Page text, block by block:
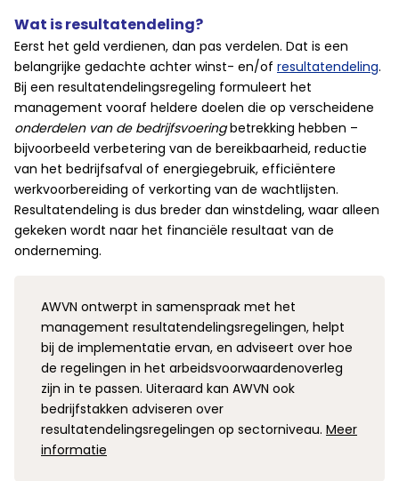
Wat is resultatendeling?
Eerst het geld verdienen, dan pas verdelen. Dat is een
belangrijke gedachte achter winst- en/of resultatendeling.
Bij een resultatendelingsregeling formuleert het
management vooraf heldere doelen die op verscheidene
onderdelen van de bedrijfsvoeringbetrekking hebben –
bijvoorbeeld verbetering van de bereikbaarheid, reductie
van het bedrijfsafval of energiegebruik, efficiëntere
werkvoorbereiding of verkorting van de wachtlijsten.
Resultatendeling is dus breder dan winstdeling, waar alleen
gekeken wordt naar het financiële resultaat van de
onderneming.
AWVN ontwerpt in samenspraak met het
management resultatendelingsregelingen, helpt
bij de implementatie ervan, en adviseert over hoe
de regelingen in het arbeidsvoorwaardenoverleg
zijn in te passen. Uiteraard kan AWVN ook
bedrijfstakken adviseren over
resultatendelingsregelingen op sectorniveau. Meer
informatie